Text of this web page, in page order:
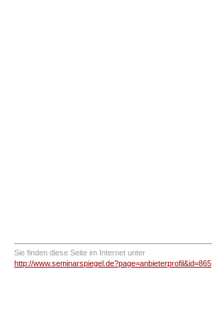
Sie finden diese Seite im Internet unter
http://www.seminarspiegel.de?page=anbieterprofil&id=865